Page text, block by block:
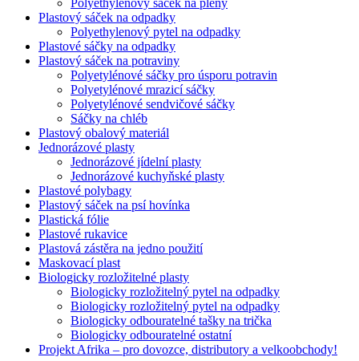
Polyethylenový sáček na pleny
Plastový sáček na odpadky
Polyethylenový pytel na odpadky
Plastové sáčky na odpadky
Plastový sáček na potraviny
Polyetylénové sáčky pro úsporu potravin
Polyetylénové mrazicí sáčky
Polyetylénové sendvičové sáčky
Sáčky na chléb
Plastový obalový materiál
Jednorázové plasty
Jednorázové jídelní plasty
Jednorázové kuchyňské plasty
Plastové polybagy
Plastový sáček na psí hovínka
Plastická fólie
Plastové rukavice
Plastová zástěra na jedno použití
Maskovací plast
Biologicky rozložitelné plasty
Biologicky rozložitelný pytel na odpadky
Biologicky rozložitelný pytel na odpadky
Biologicky odbouratelné tašky na trička
Biologicky odbouratelné ostatní
Projekt Afrika – pro dovozce, distributory a velkoobchody!